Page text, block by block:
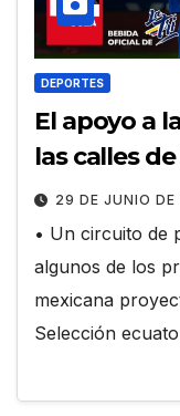
DEPORTES
El apoyo a
las calles
29 DE JUNIO
• Un circuito de
algunos de los
mexicana
Selección